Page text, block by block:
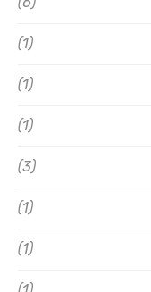
(1)
(1)
(1)
(3)
(1)
(1)